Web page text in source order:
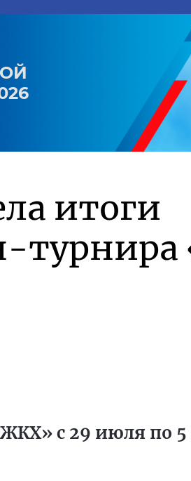
итоги
с 29 июля по 5